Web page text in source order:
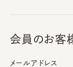
会員のお客
メールアドレス